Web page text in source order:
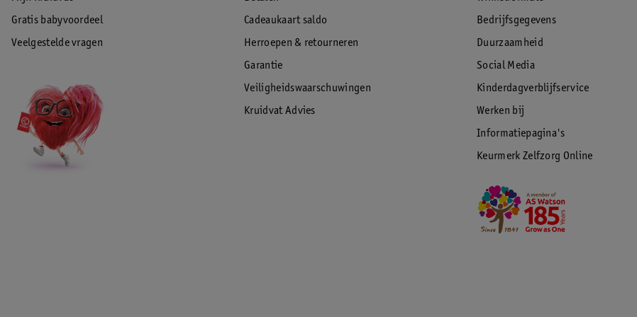
Gratis babyvoordeel
Veelgestelde vragen
Cadeaukaart saldo
Herroepen & retourneren
Garantie
Veiligheidswaarschuwingen
Kruidvat Advies
Bedrijfsgegevens
Duurzaamheid
Social Media
Kinderdagverblijfservice
Werken bij
Informatiepagina's
Keurmerk Zelfzorg Online